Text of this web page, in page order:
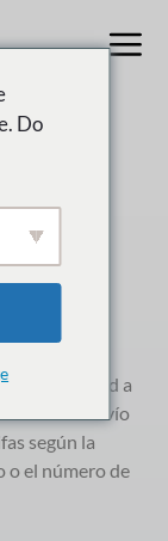
flexibilidad a
tarifas de envío
según la
o el número de
Do